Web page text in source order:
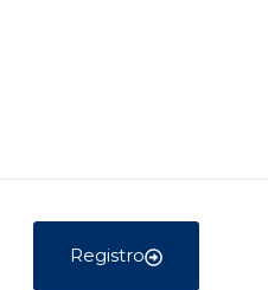
Registro